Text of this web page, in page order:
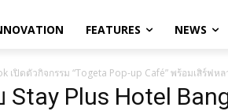
FEATURES NEWS
เปิดตัวกิจกรรม “Togeta Pop-up Café” พร้อมเสิร์ฟ
Plus Hotel